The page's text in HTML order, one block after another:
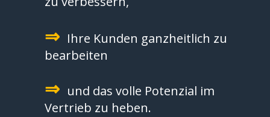
⇒ Ihre Kunden ganzheitlich zu
bearbeiten
⇒ und das volle Potenzial im
Vertrieb zu heben.